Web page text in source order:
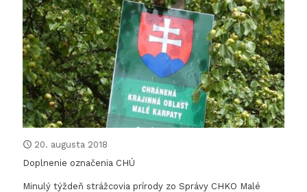
20. augusta 2018
Doplnenie označenia CHÚ
Minulý týždeň strážcovia prírody zo Správy CHKO Malé